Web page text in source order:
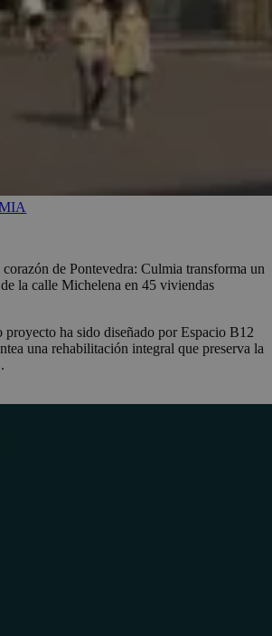
de Pontevedra: Culmia transforma un
la calle Michelena en 45 viviendas
proyecto ha sido diseñado por Espacio B12
una rehabilitación integral que preserva la